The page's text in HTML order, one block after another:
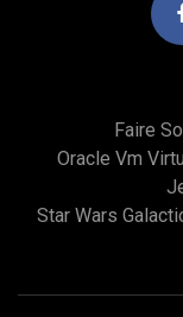
Faire
Oracle Vm
Star Wars